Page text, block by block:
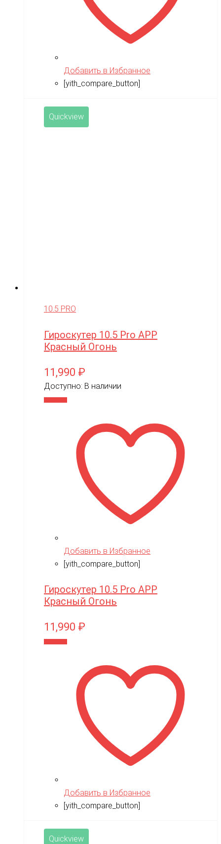
Добавить в Избранное
[yith_compare_button]
Quickview
10.5 PRO
Гироскутер 10.5 Pro APP
Красный Огонь
11,990 ₽
Доступно: В наличии
Добавить в Избранное
[yith_compare_button]
Гироскутер 10.5 Pro APP
Красный Огонь
11,990 ₽
Добавить в Избранное
[yith_compare_button]
Quickview